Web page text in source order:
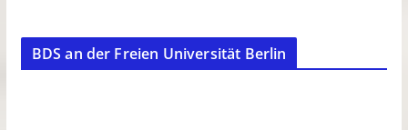
BDS an der Freien Universität Berlin